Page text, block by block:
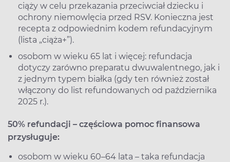
ciąży w celu przekazania przeciwciał dziecku i
ochrony niemowlęcia przed RSV. Konieczna jest
recepta z odpowiednim kodem refundacyjnym
(lista „ciąża+”).
osobom w wieku 65 lat i więcej: refundacja
dotyczy zarówno preparatu dwuwalentnego, jak i
z jednym typem białka (gdy ten również został
włączony do list refundowanych od października
2025 r.).
50% refundacji – częściowa pomoc finansowa
przysługuje:
osobom w wieku 60–64 lata – taka refundacja